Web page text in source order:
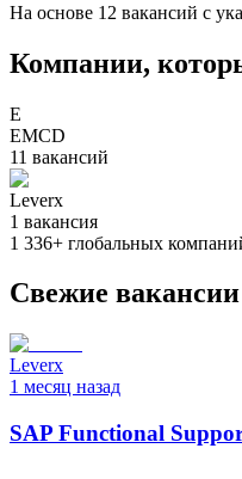
На основе 12 вакансий с
Компании,
E
EMCD
11 вакансий
Leverx
1 вакансия
1 336+ глобальных
Свежие вакансии
Leverx
1 месяц назад
SAP Functional